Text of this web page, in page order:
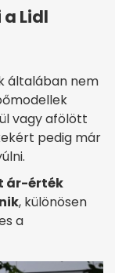
Lidl
általában nem
vagy afölött
pedig már
ár-érték
, különösen
a